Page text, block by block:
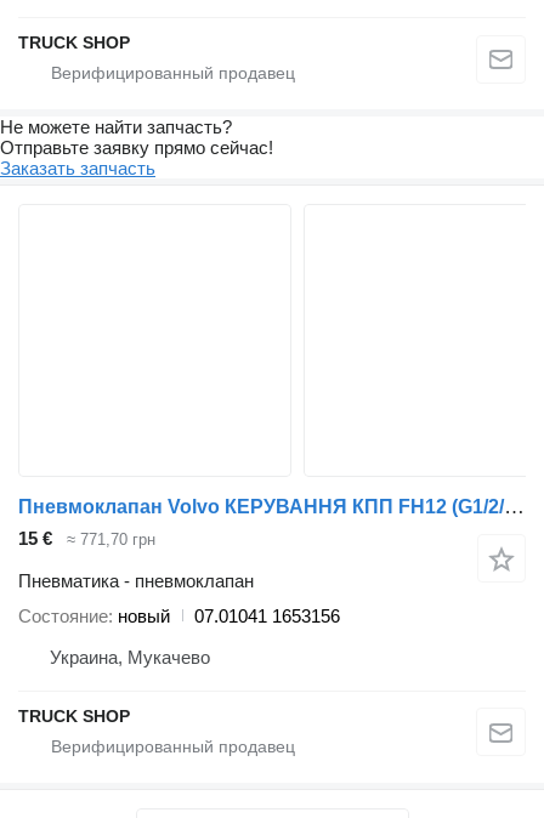
TRUCK SHOP
Не можете найти запчасть?
Отправьте заявку прямо сейчас!
Заказать запчасть
Пневмоклапан Volvo КЕРУВАННЯ КПП FH12 (G1/2/3/4) 1653156 CMG 07.01041 для грузовика Volvo FM7/9/10/12// FH12/16
15 € ≈ 771,70 грн
Пневматика - пневмоклапан
Состояние новый
07.01041 1653156
Украина, Мукачево
TRUCK SHOP